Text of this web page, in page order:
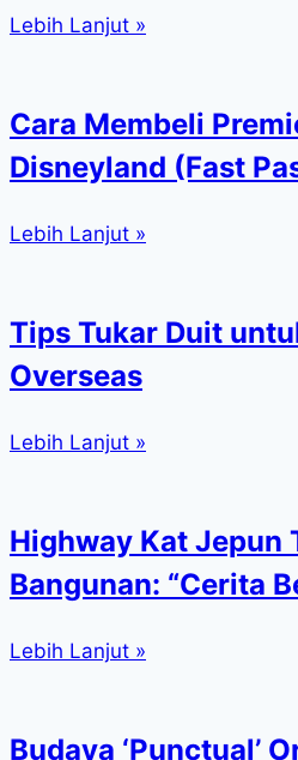
Lebih Lanjut »
Cara Membeli
Disneyland (Fast
Lebih Lanjut »
Tips Tukar Duit
Overseas
Lebih Lanjut »
Highway Kat Jepun
Bangunan: “Cerita
Lebih Lanjut »
Budaya ‘Punctual’